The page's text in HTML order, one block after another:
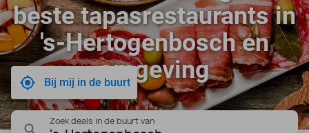
Ontdek 15.000+ deals
beste tapasrestaurants in
's-Hertogenbosch en
omgeving
Bij mij in de buurt
Zoek deals in de buurt van